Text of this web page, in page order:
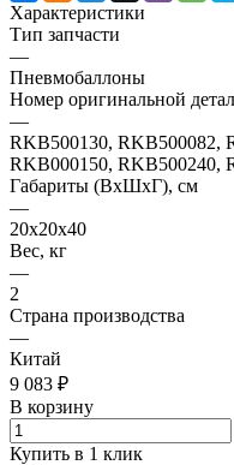
Характеристики
Тип запчасти
—
Пневмобаллоны
Номер оригинальной
—
RKB500130, RKB500082,
RKB000150, RKB500240,
Габариты (ВхШхГ), см
—
20x20x40
Вес, кг
—
2
Страна производства
—
Китай
9 083 ₽
В корзину
Купить в 1 клик